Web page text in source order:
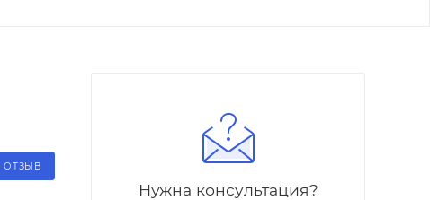
ОТЗЫВ
Нужна консультация?